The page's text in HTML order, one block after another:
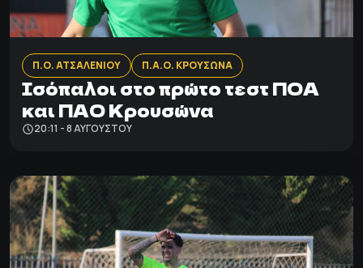
Π.Ο. ΑΤΣΑΛΕΝΙΟΥ Π.Α.Ο. ΚΡΟΥΣΩΝΑ
Ισόπαλοι στο πρώτο τεστ ΠΟΑ
και ΠΑΟ Κρουσώνα
20:11 - 8 ΑΥΓΟΎΣΤΟΥ